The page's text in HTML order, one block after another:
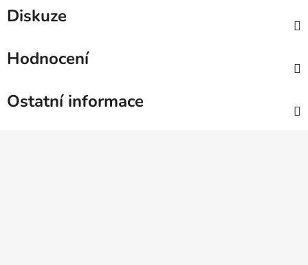
Diskuze
Hodnocení
Ostatní informace